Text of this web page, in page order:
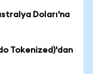
Doları'na
Tokenized)'dan